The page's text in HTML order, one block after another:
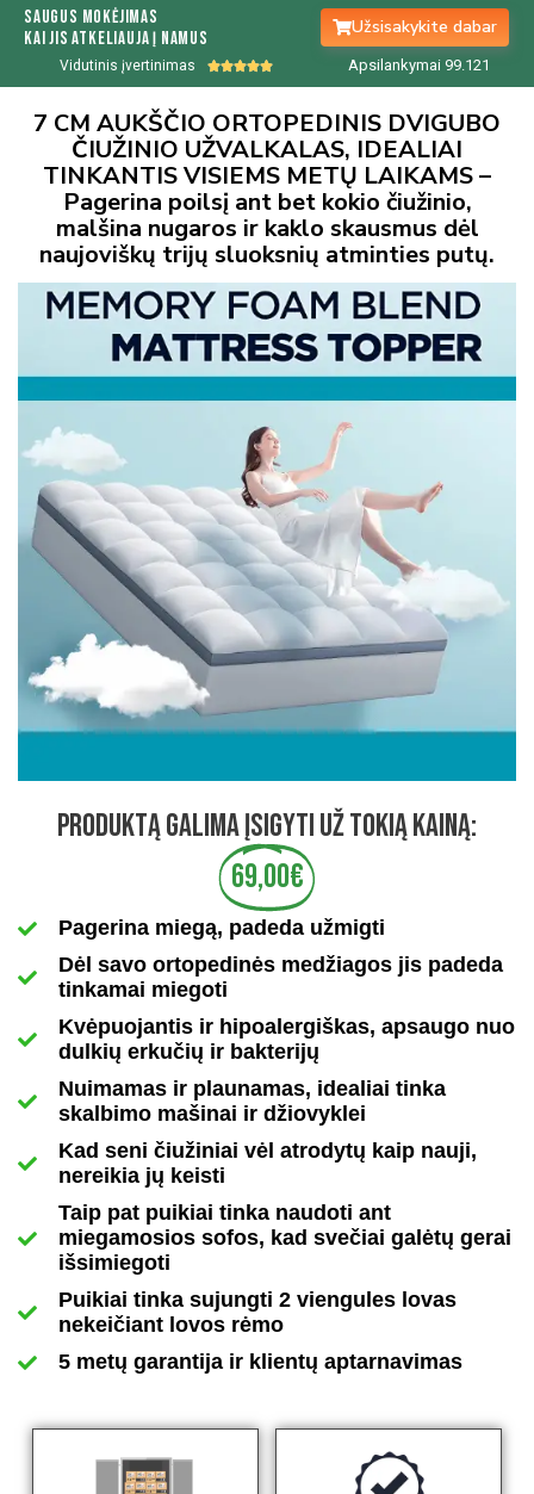
Saugus mokėjimas
kai jis atkeliauja į namus
Užsisakykite dabar
Vidutinis įvertinimas  Apsilankymai 99.122
7 CM AUKŠČIO ORTOPEDINIS DVIGUBO
ČIUŽINIO UŽVALKALAS, IDEALIAI
TINKANTIS VISIEMS METŲ LAIKAMS –
Pagerina poilsį ant bet kokio čiužinio,
malšina nugaros ir kaklo skausmus dėl
naujoviškų trijų sluoksnių atminties putų.
PRODUKTĄ GALIMA ĮSIGYTI UŽ TOKIĄ KAINĄ:
69,00€
Pagerina miegą, padeda užmigti
Dėl savo ortopedinės medžiagos jis padeda
tinkamai miegoti
Kvėpuojantis ir hipoalergiškas, apsaugo nuo
dulkių erkučių ir bakterijų
Nuimamas ir plaunamas, idealiai tinka
skalbimo mašinai ir džiovyklei
Kad seni čiužiniai vėl atrodytų kaip nauji,
nereikia jų keisti
Taip pat puikiai tinka naudoti ant
miegamosios sofos, kad svečiai galėtų gerai
išsimiegoti
Puikiai tinka sujungti 2 viengules lovas
nekeičiant lovos rėmo
5 metų garantija ir klientų aptarnavimas